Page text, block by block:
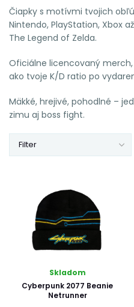
Čiapky s motívmi tvojich
Nintendo, PlayStation, Xbox
The Legend of Zelda.
Oficiálne licencovaný
ako tvoje K/D ratio po
Mäkké, hrejivé, pohodlné –
zimu aj boss fight.
Filter
Skladom
Cyberpunk 2077 Beanie
Netrunner